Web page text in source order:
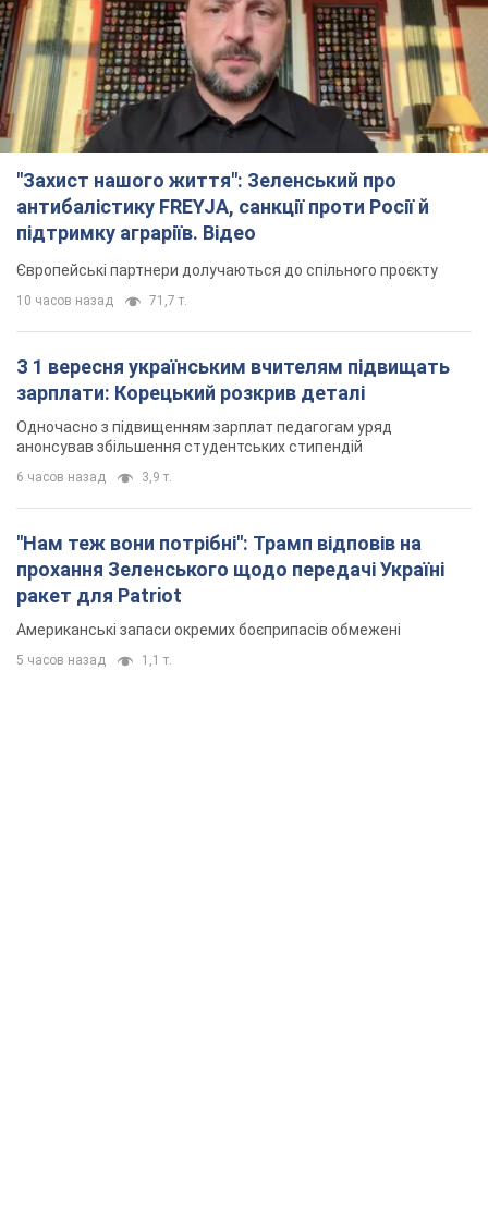
"Захист нашого життя": Зеленський про
антибалістику FREYJA, санкції проти Росії й
підтримку аграріїв. Відео
Європейські партнери долучаються до спільного проєкту
10 часов назад 71,7 т.
З 1 вересня українським вчителям підвищать
зарплати: Корецький розкрив деталі
Одночасно з підвищенням зарплат педагогам уряд
анонсував збільшення студентських стипендій
6 часов назад 3,9 т.
"Нам теж вони потрібні": Трамп відповів на
прохання Зеленського щодо передачі Україні
ракет для Patriot
Американські запаси окремих боєприпасів обмежені
5 часов назад 1,1 т.